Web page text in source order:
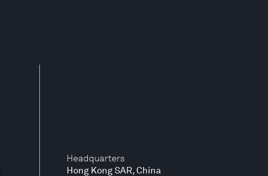
Headquarters
Hong Kong SAR, China